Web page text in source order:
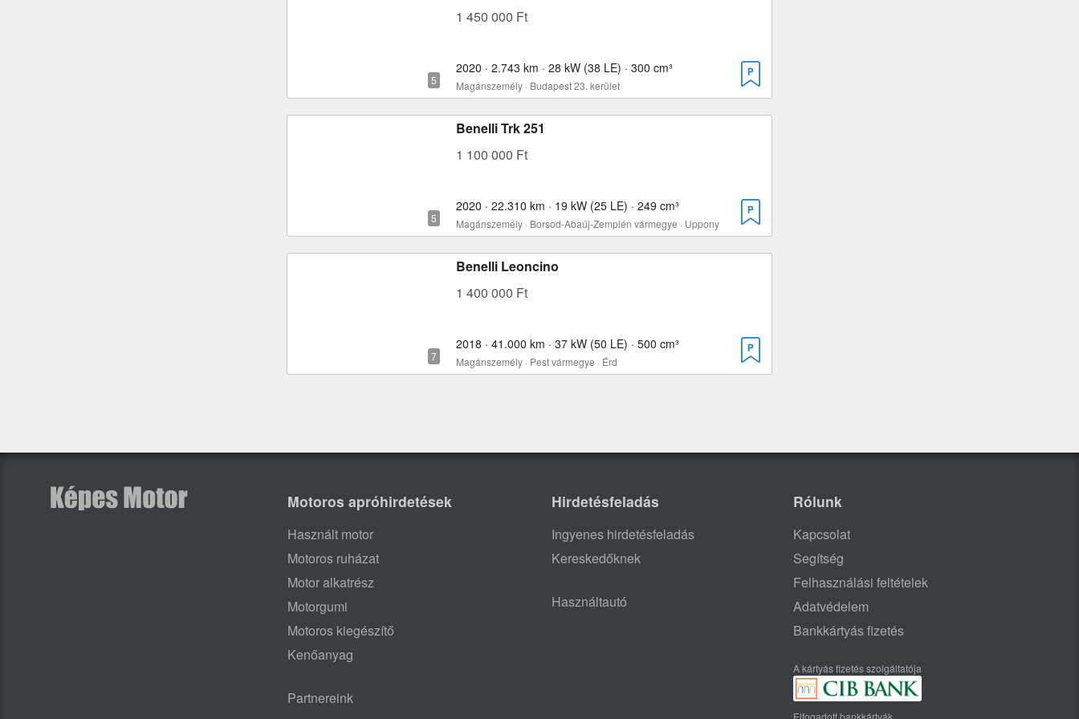
1 450 000 Ft
2020 · 2.743 km · 28 kW (38 LE) · 300 cm³
Magánszemély · Budapest 23. kerület
Benelli Trk 251
1 100 000 Ft
2020 · 22.310 km · 19 kW (25 LE) · 249 cm³
Magánszemély · Borsod-Abaúj-Zemplén vármegye · Uppony
Benelli Leoncino
1 400 000 Ft
2018 · 41.000 km · 37 kW (50 LE) · 500 cm³
Magánszemély · Pest vármegye · Érd
Motoros apróhirdetések
Használt motor
Motoros ruházat
Motor alkatrész
Motorgumi
Motoros kiegészítő
Kenőanyag
Partnereink
Hirdetésfeladás
Ingyenes hirdetésfeladás
Kereskedőknek
Használtautó
Rólunk
Kapcsolat
Segítség
Felhasználási feltételek
Adatvédelem
Bankkártyás fizetés
A kártyás fizetés szolgáltatója